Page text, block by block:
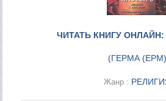
ЧИТАТЬ КНИГУ
(ГЕРМА (ЕРМ)
Жанр :